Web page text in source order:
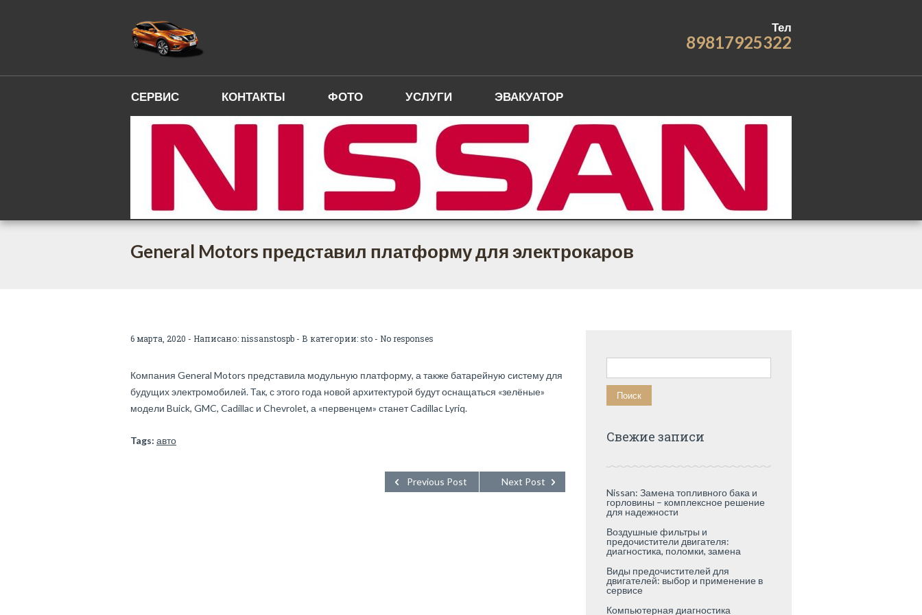
Тел
89817925322
СЕРВИС КОНТАКТЫ ФОТО УСЛУГИ ЭВАКУАТОР
General Motors представил платформу для электрокаров
6 марта, 2020 - Написано: nissanstospb - В категории:sto - No responses
Компания General Motors представила модульную платформу, а также батарейную систему для
будущих электромобилей. Так, с этого года новой архитектурой будут оснащаться «зелёные»
модели Buick, GMC, Cadillac и Chevrolet, а «первенцем» станет Cadillac Lyriq.
Tags: авто
Next Post
Previous Post
Найти:
Свежие записи
Nissan: Замена топливного бака и
горловины – комплексное решение
для надежности
Воздушные фильтры и
предочистители двигателя:
диагностика, поломки, замена
Виды предочистителей для
двигателей: выбор и применение в
сервисе
Компьютерная диагностика